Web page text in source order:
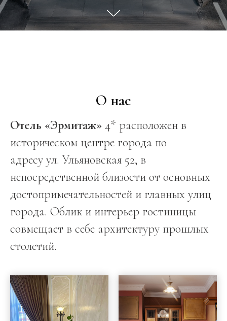
О нас
Отель «Эрмитаж» 4* расположен в
историческом центре города по
адресу ул. Ульяновская 52, в
непосредственной близости от основных
достопримечательностей и главных улиц
города. Облик и интерьер гостиницы
совмещает в себе архитектуру прошлых
столетий.